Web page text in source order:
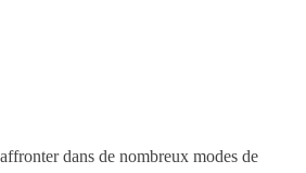
dans de nombreux modes de